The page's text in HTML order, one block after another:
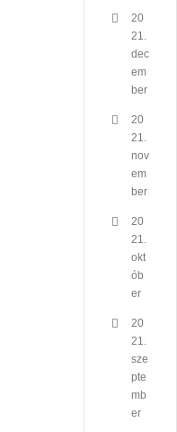
20
21.
dec
em
ber
20
21.
nov
em
ber
20
21.
okt
ób
er
20
21.
sze
pte
mb
er